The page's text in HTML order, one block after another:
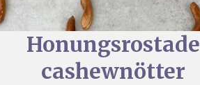
Honungsrostade
cashewnötter